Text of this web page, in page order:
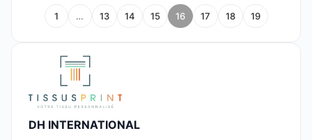
1 … 13 14 15 16 17 18 19
DH INTERNATIONAL